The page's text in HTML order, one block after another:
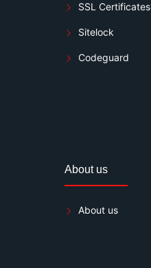
SSL Certificates
Sitelock
Codeguard
About us
About us